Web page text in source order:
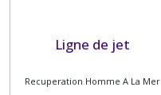
Ligne de jet
Recuperation Homme A La Mer